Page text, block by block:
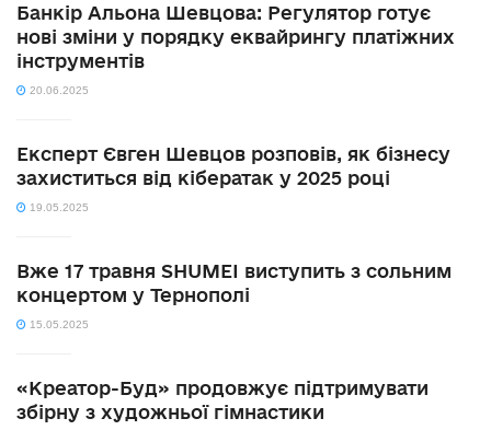
Банкір Альона Шевцова: Регулятор готує
нові зміни у порядку еквайрингу платіжних
інструментів
20.06.2025
Експерт Євген Шевцов розповів, як бізнесу
захиститься від кібератак у 2025 році
19.05.2025
Вже 17 травня SHUMEI виступить з сольним
концертом у Тернополі
15.05.2025
«Креатор-Буд» продовжує підтримувати
збірну з художньої гімнастики